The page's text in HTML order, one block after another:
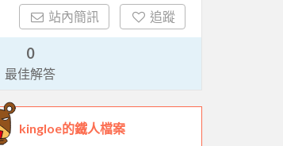
站內簡訊 追蹤
0
最佳解答
kingloe的鐵人檔案